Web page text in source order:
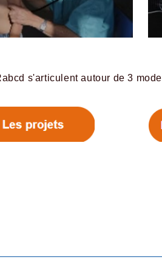
s'articulent autour de 3